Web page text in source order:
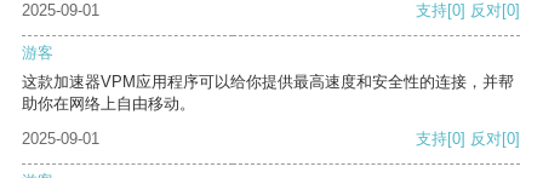
2025-09-01 支持[0] 反对[0]
游客
这款加速器VPM应用程序可以给你提供最高速度和安全性的连接，并帮
助你在网络上自由移动。
2025-09-01
支持[0] 反对[0]